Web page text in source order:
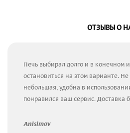
ОТЗЫВЫ О
Печь выбирал долго и в конечном
остановиться на этом варианте.
небольшая, удобна в
понравился ваш сервис. Доставка
Anisimov